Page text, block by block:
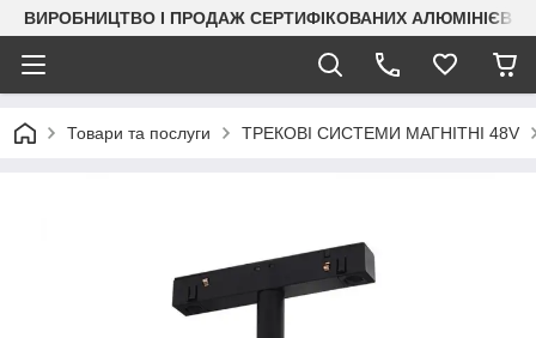
ВИРОБНИЦТВО І ПРОДАЖ СЕРТИФІКОВАНИХ
Товари та послуги ТРЕКОВІ СИСТЕМИ МАГНІТНІ 48V